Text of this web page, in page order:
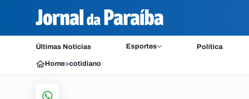
Últimas Notícias Esportes Política
Home>cotidiano